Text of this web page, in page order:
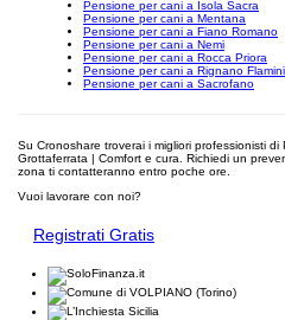
Pensione per cani a Isola Sacra
Pensione per cani a Mentana
Pensione per cani a Fiano Romano
Pensione per cani a Nemi
Pensione per cani a Rocca Priora
Pensione per cani a Rignano
Pensione per cani a Sacrofano
Su Cronoshare troverai i migliori professionisti
Grottaferrata | Comfort e cura. Richiedi un
zona ti contatteranno entro poche ore.
Vuoi lavorare con noi?
Registrati Gratis